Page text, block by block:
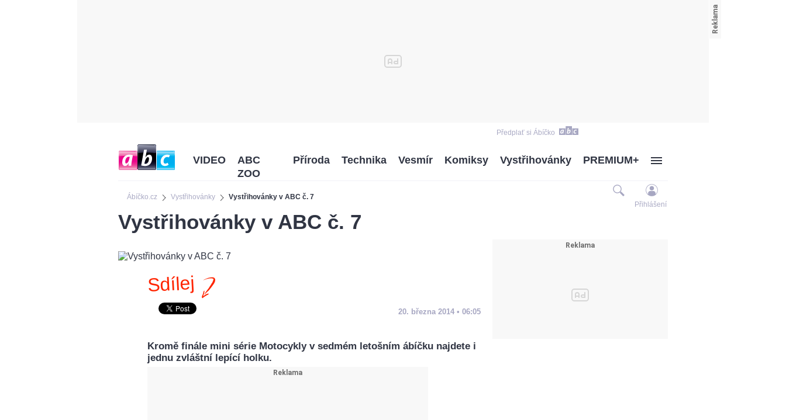
Předplať si Ábíčko
Ábíčko.cz Vystřihovánky Vystřihovánky v ABC č. 7
VIDEO
ABC
ZOO
Příroda Technika Vesmír Komiksy Vystřihovánky PREMIUM+
Přihlášení
Vystřihovánky v ABC č. 7
Sdílej
20. března 2014 • 06:05
Kromě finále mini série Motocykly v sedmém letošním ábíčku najdete i
jednu zvláštní lepící holku.